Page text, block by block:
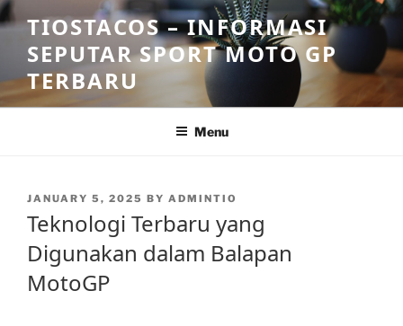
Skip
to
content
TIOSTACOS – INFORMASI
SEPUTAR SPORT MOTO GP
TERBARU
Menu
POSTED
JANUARY 5, 2025 BY ADMINTIO
Teknologi Terbaru yang
Digunakan dalam Balapan
MotoGP